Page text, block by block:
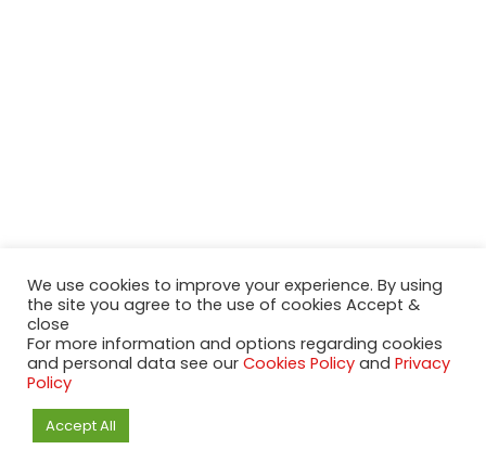
We use cookies to improve your experience. By using
the site you agree to the use of cookies Accept &
close
For more information and options regarding cookies
and personal data see our Cookies Policy and Privacy
Policy
Accept All